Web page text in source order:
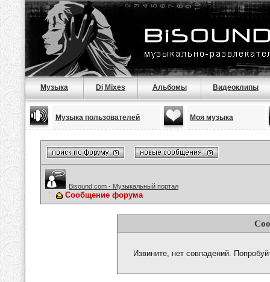
Музыка Dj Mixes Альбомы Видеоклипы
Музыка пользователей Моя музыка
Bisound.com - Музыкальный портал
Сообщение форума
Извините, нет совпадений.